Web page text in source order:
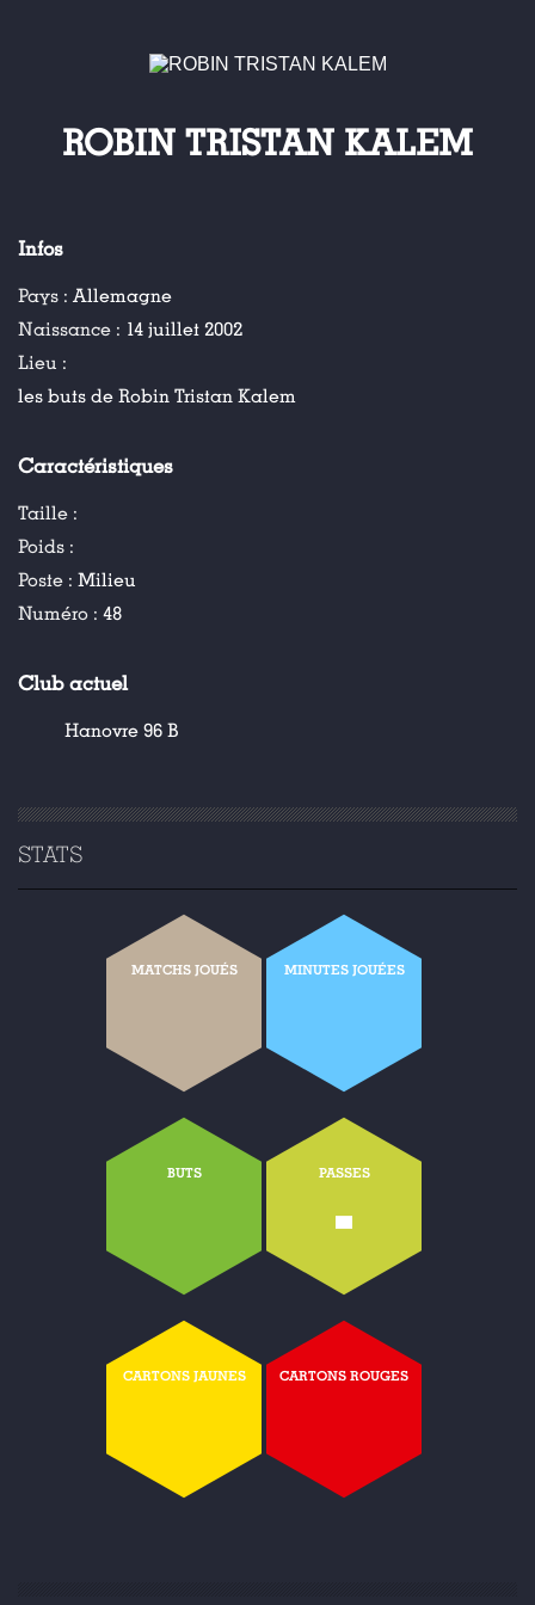
ROBIN TRISTAN KALEM
Infos
Pays : Allemagne
Naissance : 14 juillet 2002
Lieu :
les buts de Robin Tristan Kalem
Caractéristiques
Taille :
Poids :
Poste : Milieu
Numéro : 48
Club actuel
Hanovre 96 B
STATS
MATCHS JOUÉS MINUTES JOUÉES
BUTS PASSES
-
CARTONS JAUNES CARTONS ROUGES